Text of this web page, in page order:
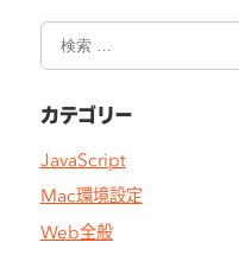
検
カテゴリー
JavaScript
Mac環境設定
Web全般